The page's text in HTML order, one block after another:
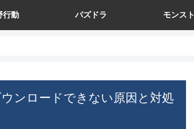
行動 パズドラ モンスト
ンロードできない原因と対処